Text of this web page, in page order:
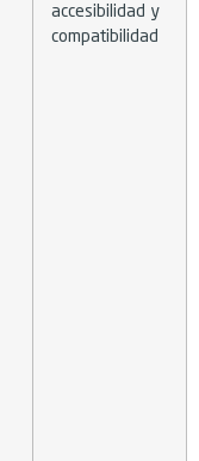
accesibilidad y
compatibilidad